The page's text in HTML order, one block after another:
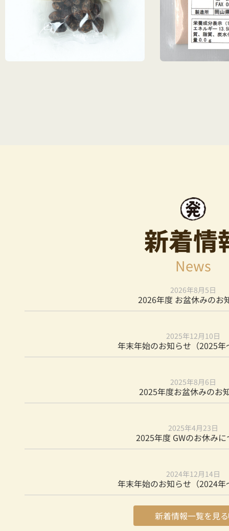
新着情
News
2026年度 お盆休みのお
2026年8月5日
年末年始のお知らせ（2025
2025年12月10日
2025年度お盆休みのお
2025年8月6日
2025年度 GWのお休み
2025年4月23日
年末年始のお知らせ（2024
2024年12月14日
新着情報一覧を見る